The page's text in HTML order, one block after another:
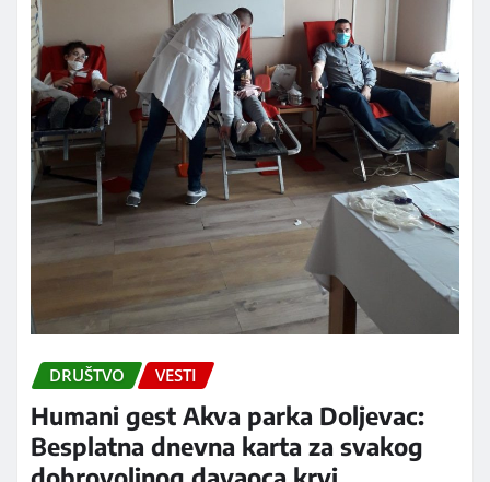
DRUŠTVO VESTI
Humani gest Akva parka Doljevac:
Besplatna dnevna karta za svakog